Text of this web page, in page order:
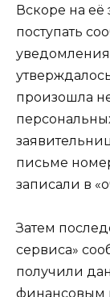
Вскоре на её
поступать
уведомления
произошла
письме
записали в
Затем
сервиса»
получили
финансовым